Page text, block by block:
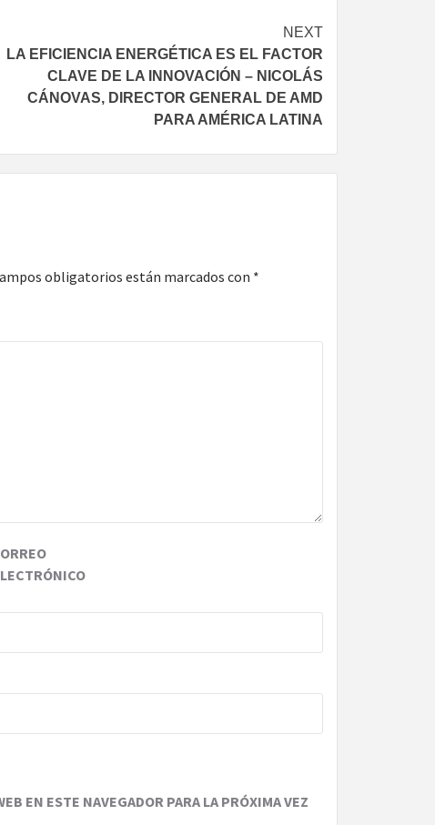
NEXT
LA EFICIENCIA ENERGÉTICA ES EL FACTOR
CLAVE DE LA INNOVACIÓN – NICOLÁS
CÁNOVAS, DIRECTOR GENERAL DE AMD
PARA AMÉRICA LATINA
obligatorios están marcados con *
EN ESTE NAVEGADOR PARA LA PRÓXIMA VEZ